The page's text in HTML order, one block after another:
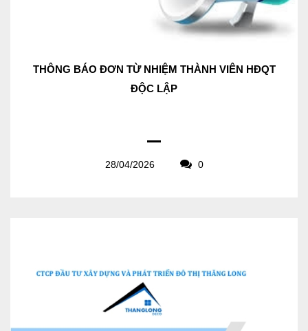
THÔNG BÁO ĐƠN TỪ NHIỆM THÀNH VIÊN HĐQT
ĐỘC LẬP
28/04/2026 0